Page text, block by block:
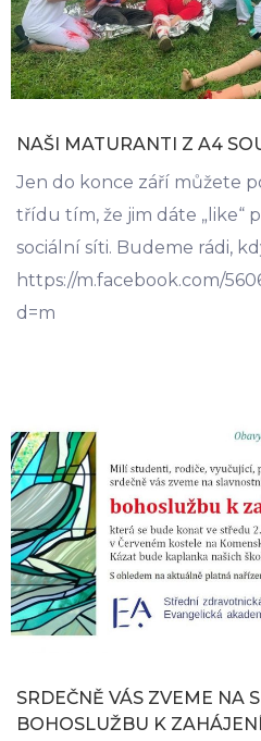
NAŠI MATURANTI Z A4
Jen do konce září můžete
třídu tím, že jim dáte „like“
sociální síti. Budeme rádi,
https://m.facebook.com/
d=m
SRDEČNĚ VÁS ZVEME NA
BOHOSLUŽBU K